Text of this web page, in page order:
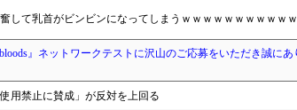
して乳首がビンビンになってしまうｗｗｗｗｗｗｗｗｗｗ
』ネットワークテストに沢山のご応募をいただき誠にあ
用禁止に賛成」が反対を上回る